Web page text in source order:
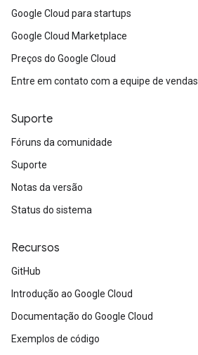
Google Cloud para startups
Google Cloud Marketplace
Preços do Google Cloud
Entre em contato com a equipe de vendas.
Suporte
Fóruns da comunidade
Suporte
Notas da versão
Status do sistema
Recursos
GitHub
Introdução ao Google Cloud
Documentação do Google Cloud
Exemplos de código